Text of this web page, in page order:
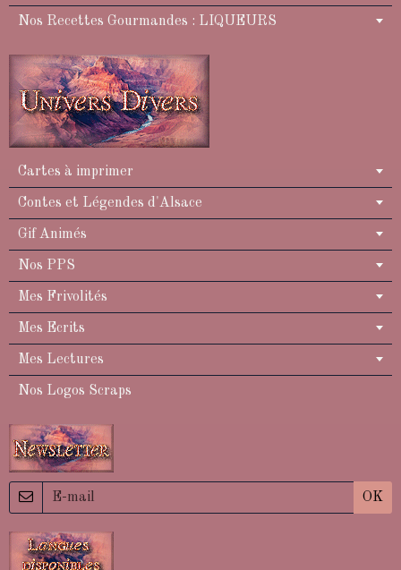
Nos Recettes Gourmandes : LIQUEURS
Cartes à imprimer
Contes et Légendes d'Alsace
Gif Animés
Nos PPS
Mes Frivolités
Mes Ecrits
Mes Lectures
Nos Logos Scraps
OK